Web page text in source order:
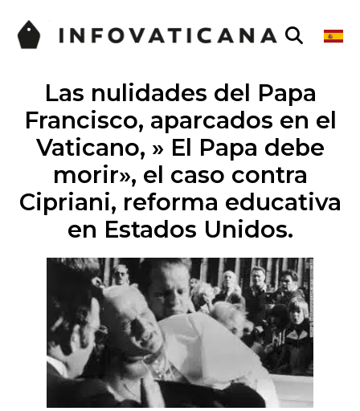
Las nulidades del Papa
Francisco, aparcados en el
Vaticano, » El Papa debe
morir», el caso contra
Cipriani, reforma educativa
en Estados Unidos.